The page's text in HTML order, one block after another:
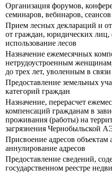
Организация форумов,
семинаров, вебинаров,
Прием лесных деклараций и
от граждан, юридических
использование лесов
Назначение ежемесячных
нетрудоустроенным
до трех лет, уволенным в
Предоставление земельных
категорий граждан
Назначение, перерасчет
компенсаций гражданам в
проживания (работы) на
загрязнения Чернобыльской
Присвоение адресов объектам
аннулирование адресов
Предоставление сведений,
государственном реестре